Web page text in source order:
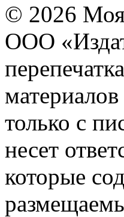
© 2026
ООО
только с
несет
которые